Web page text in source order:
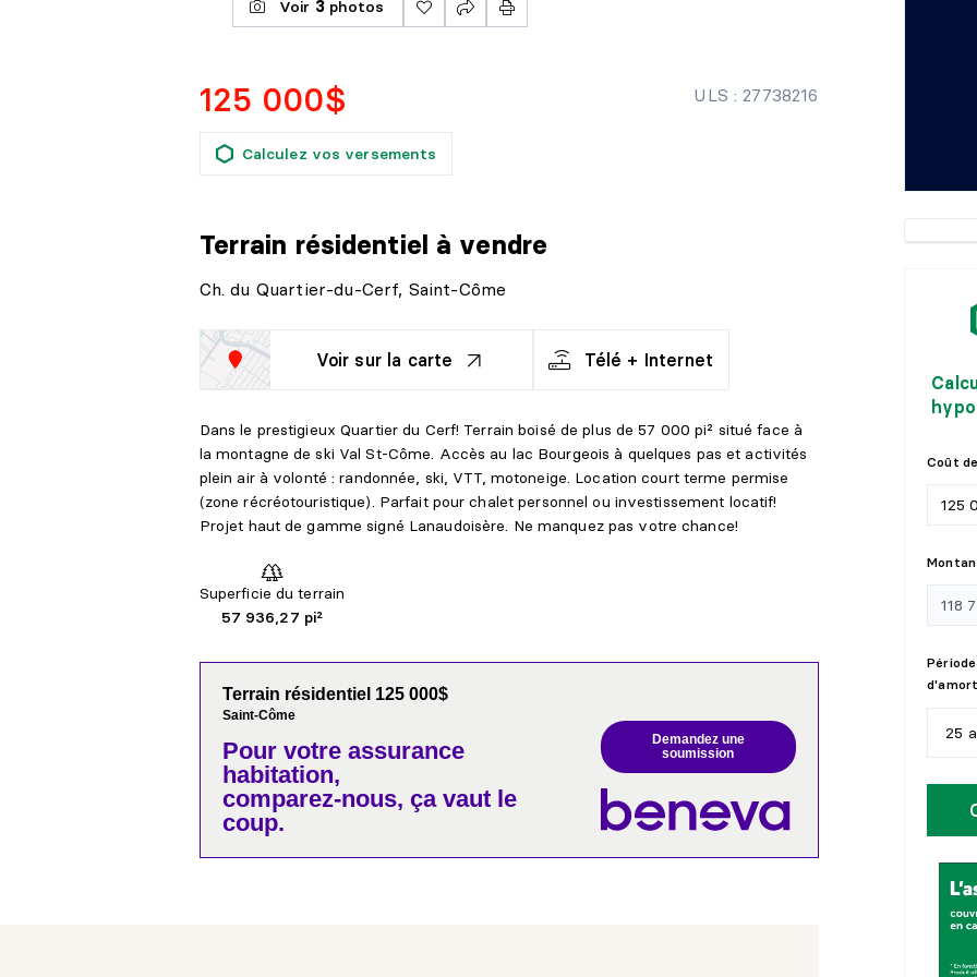
Voir 3photos
125 000$
Calculez vos versements
ULS : 27738216
Terrain résidentiel à vendre
Ch. du Quartier-du-Cerf, Saint-Côme
Voir sur la carte Télé + Internet
Dans le prestigieux Quartier du Cerf! Terrain boisé de plus de 57 000 pi² situé face à
la montagne de ski Val St-Côme. Accès au lac Bourgeois à quelques pas et activités
plein air à volonté : randonnée, ski, VTT, motoneige. Location court terme permise
(zone récréotouristique). Parfait pour chalet personnel ou investissement locatif!
Projet haut de gamme signé Lanaudoisère. Ne manquez pas votre chance!
Superficie du terrain
57 936,27 pi²
Terrain résidentiel 125 000$
Saint-Côme
Pour votreassurance
habitation,
comparez-nous, ça vaut le
coup.
Demandez une
soumission
Coût
Période
25
5 a
15
20
25